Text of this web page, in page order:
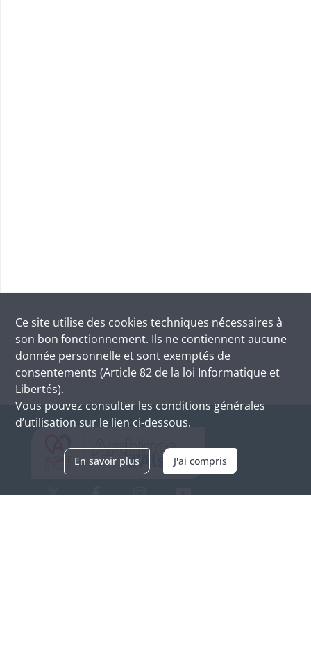
Ce site utilise des cookies techniques nécessaires à
son bon fonctionnement. Ils ne contiennent aucune
donnée personnelle et sont exemptés de
consentements (Article 82 de la loi Informatique et
Libertés).
Vous pouvez consulter les conditions générales
d’utilisation sur le lien ci-dessous.
En savoir plus J'ai compris